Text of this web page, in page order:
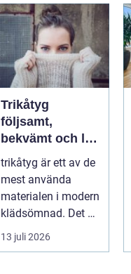
Trikåtyg
följsamt,
bekvämt och lätt
att lyckas med
trikåtyg är ett av de
mest använda
materialen i modern
klädsömnad. Det är
mjukt, elastiskt och
formb...
13 juli 2026